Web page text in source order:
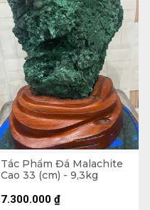
Tác Phẩm Đá Malachite
Cao 33 (cm) - 9,3kg
7.300.000 ₫